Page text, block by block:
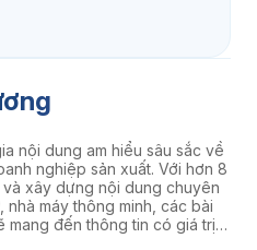
nội dung am hiểu sâu sắc về
nghiệp sản xuất. Với hơn 8
xây dựng nội dung chuyên
nhà máy thông minh, các bài
mang đến thông tin có giá trị